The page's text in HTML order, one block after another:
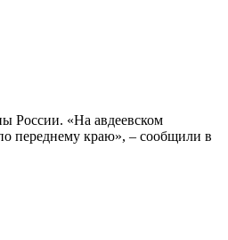
России. «На авдеевском
переднему краю», – сообщили в